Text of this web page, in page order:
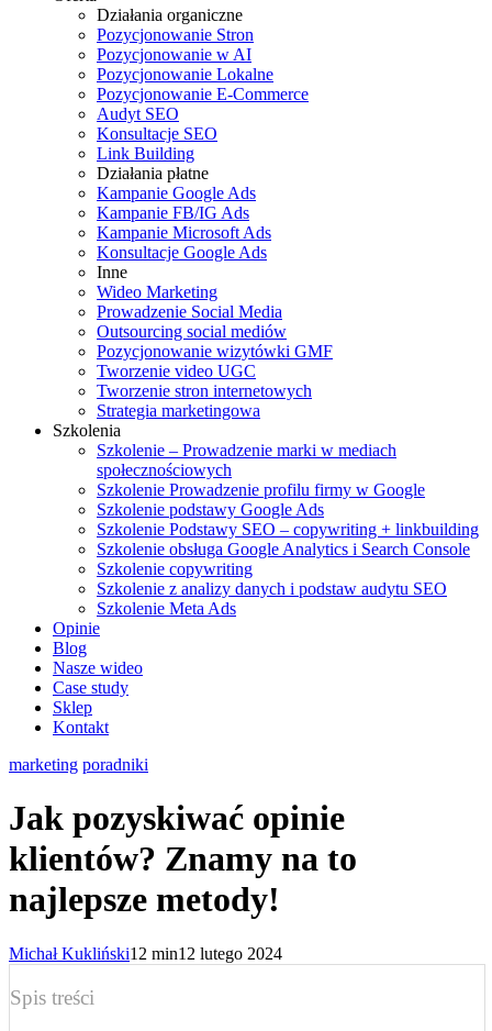
Działania organiczne
Pozycjonowanie Stron
Pozycjonowanie w AI
Pozycjonowanie Lokalne
Pozycjonowanie E-Commerce
Audyt SEO
Konsultacje SEO
Link Building
Działania płatne
Kampanie Google Ads
Kampanie FB/IG Ads
Kampanie Microsoft Ads
Konsultacje Google Ads
Inne
Wideo Marketing
Prowadzenie Social Media
Outsourcing social mediów
Pozycjonowanie wizytówki GMF
Tworzenie video UGC
Tworzenie stron internetowych
Strategia marketingowa
Szkolenia
Szkolenie – Prowadzenie marki w mediach
społecznościowych
Szkolenie Prowadzenie profilu firmy w Google
Szkolenie podstawy Google Ads
Szkolenie Podstawy SEO – copywriting + linkbuilding
Szkolenie obsługa Google Analytics i Search Console
Szkolenie copywriting
Szkolenie z analizy danych i podstaw audytu SEO
Szkolenie Meta Ads
Opinie
Blog
Nasze wideo
Case study
Sklep
Kontakt
marketing poradniki
Jak pozyskiwać opinie
klientów? Znamy na to
najlepsze metody!
Michał Kukliński12 min12 lutego 2024
Spis treści